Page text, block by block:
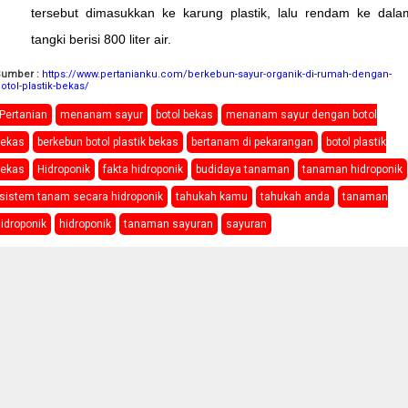
tersebut dimasukkan ke karung plastik, lalu rendam ke
tangki berisi 800 liter air.
: https://www.pertanianku.com/berkebun-sayur-organik-di-rumah-dengan-
plastik-bekas/
Pertanian menanam sayur botol bekas menanam sayur dengan botol
berkebun botol plastik bekas bertanam di pekarangan botol plastik
Hidroponik fakta hidroponik budidaya tanaman tanaman hidroponik
sistem tanam secara hidroponik tahukah kamu tahukah anda tanaman
hidroponik tanaman sayuran sayuran